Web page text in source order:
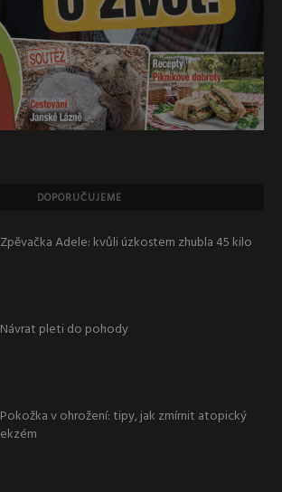
DOPORUČUJEME
Zpěvačka Adele: kvůli úzkostem zhubla 45 kilo
Návrat pleti do pohody
Pokožka v ohrožení: tipy, jak zmírnit atopický
ekzém